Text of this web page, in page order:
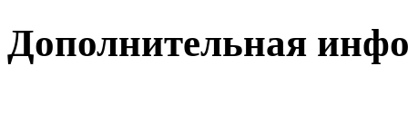
Дополнительная